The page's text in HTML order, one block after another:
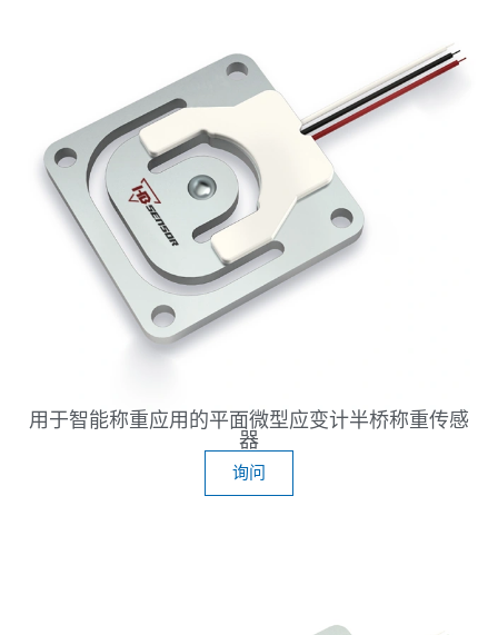
用于智能称重应用的平面微型应变计半桥称重传感
器
询问